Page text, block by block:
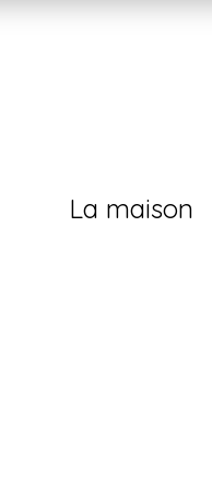
La maison